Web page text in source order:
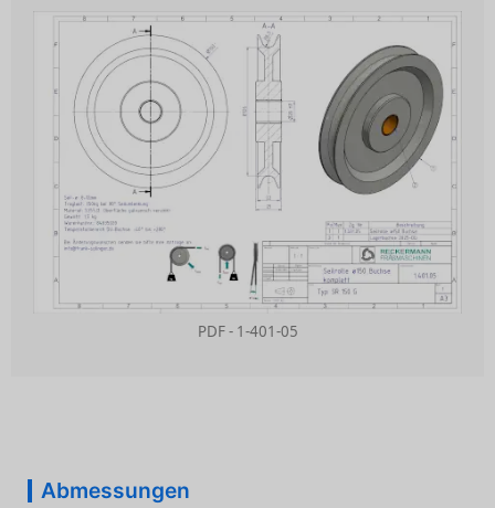
PDF - 1-401-05
Abmessungen